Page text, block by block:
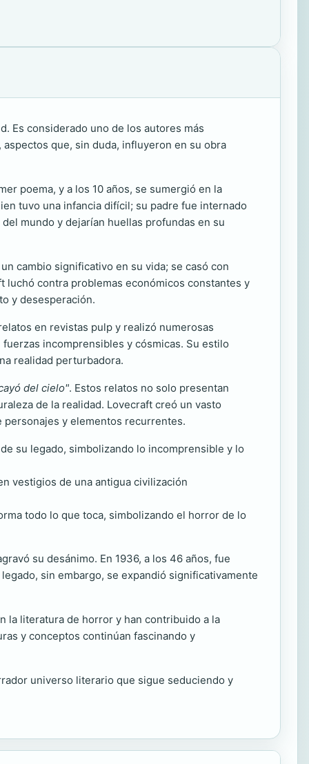
Es considerado uno de los autores más
que, sin duda, influyeron en su obra
poema, y a los 10 años, se sumergió en la
tuvo una infancia difícil; su padre fue internado
mundo y dejarían huellas profundas en su
cambio significativo en su vida; se casó con
luchó contra problemas económicos constantes y
y desesperación.
en revistas pulp y realizó numerosas
incomprensibles y cósmicas. Su estilo
realidad perturbadora.
del cielo". Estos relatos no solo presentan
de la realidad. Lovecraft creó un vasto
y elementos recurrentes.
su legado, simbolizando lo incomprensible y lo
vestigios de una antigua civilización
todo lo que toca, simbolizando el horror de lo
su desánimo. En 1936, a los 46 años, fue
sin embargo, se expandió significativamente
la literatura de horror y han contribuido a la
y conceptos continúan fascinando y
universo literario que sigue seduciendo y